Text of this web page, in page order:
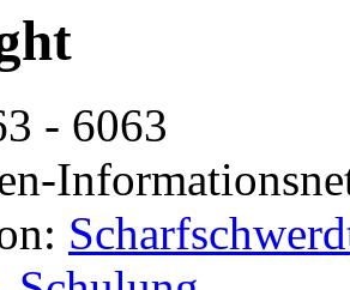
- 6063